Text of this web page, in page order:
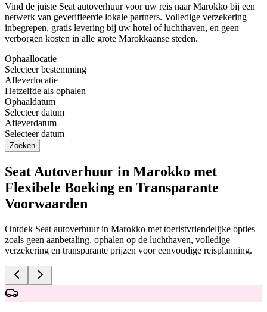
Vind de juiste Seat autoverhuur voor uw reis naar Marokko bij een
netwerk van geverifieerde lokale partners. Volledige verzekering
inbegrepen, gratis levering bij uw hotel of luchthaven, en geen
verborgen kosten in alle grote Marokkaanse steden.
Ophaallocatie
Selecteer bestemming
Afleverlocatie
Hetzelfde als ophalen
Ophaaldatum
Selecteer datum
Afleverdatum
Selecteer datum
Zoeken
Seat Autoverhuur in Marokko met
Flexibele Boeking en Transparante
Voorwaarden
Ontdek Seat autoverhuur in Marokko met toeristvriendelijke opties
zoals geen aanbetaling, ophalen op de luchthaven, volledige
verzekering en transparante prijzen voor eenvoudige reisplanning.